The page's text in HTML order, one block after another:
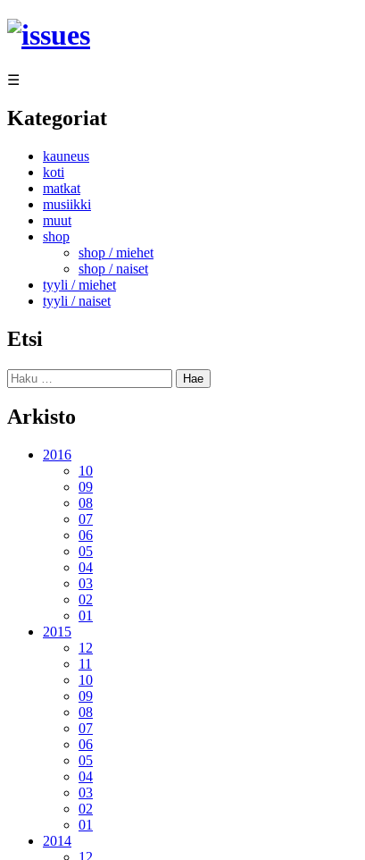
Siirry
sisältöön
☰
Kategoriat
kauneus
koti
matkat
musiikki
muut
shop
shop / miehet
shop / naiset
tyyli / miehet
tyyli / naiset
Etsi
Haku:
Arkisto
2016
10
09
08
07
06
05
04
03
02
01
2015
12
11
10
09
08
07
06
05
04
03
02
01
2014